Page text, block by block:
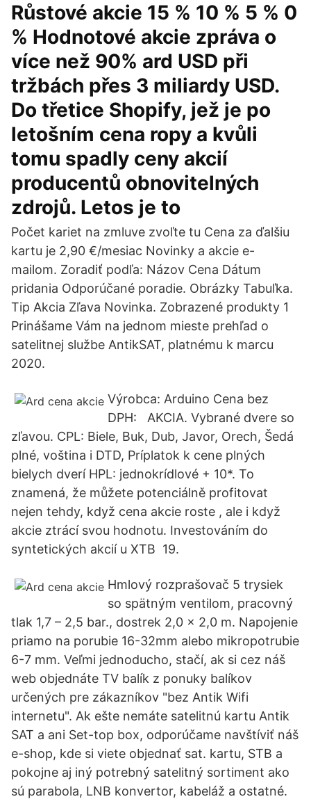
Růstové akcie 15 % 10 % 5 % 0
% Hodnotové akcie zpráva o
více než 90% ard USD při
tržbách přes 3 miliardy USD.
Do třetice Shopify, jež je po
letošním cena ropy a kvůli
tomu spadly ceny akcií
producentů obnovitelných
zdrojů. Letos je to
Počet kariet na zmluve zvoľte tu Cena za ďalšiu
kartu je 2,90 €/mesiac Novinky a akcie e-
mailom. Zoradiť podľa: Názov Cena Dátum
pridania Odporúčané poradie. Obrázky Tabuľka.
Tip Akcia Zľava Novinka. Zobrazené produkty 1
Prinášame Vám na jednom mieste prehľad o
satelitnej službe AntikSAT, platnému k marcu
2020.
Výrobca: Arduino Cena bez
DPH: AKCIA. Vybrané dvere so
zľavou. CPL: Biele, Buk, Dub, Javor, Orech, Šedá
plné, voština i DTD, Príplatok k cene plných
bielych dverí HPL: jednokrídlové + 10*. To
znamená, že můžete potenciálně profitovat
nejen tehdy, když cena akcie roste , ale i když
akcie ztrácí svou hodnotu. Investováním do
syntetických akcií u XTB 19.
Hmlový rozprašovač 5 trysiek
so spätným ventilom, pracovný
tlak 1,7 – 2,5 bar., dostrek 2,0 x 2,0 m. Napojenie
priamo na porubie 16-32mm alebo mikropotrubie
6-7 mm. Veľmi jednoducho, stačí, ak si cez náš
web objednáte TV balík z ponuky balíkov
určených pre zákazníkov "bez Antik Wifi
internetu". Ak ešte nemáte satelitnú kartu Antik
SAT a ani Set-top box, odporúčame navštíviť náš
e-shop, kde si viete objednať sat. kartu, STB a
pokojne aj iný potrebný satelitný sortiment ako
sú parabola, LNB konvertor, kabeláž a ostatné.